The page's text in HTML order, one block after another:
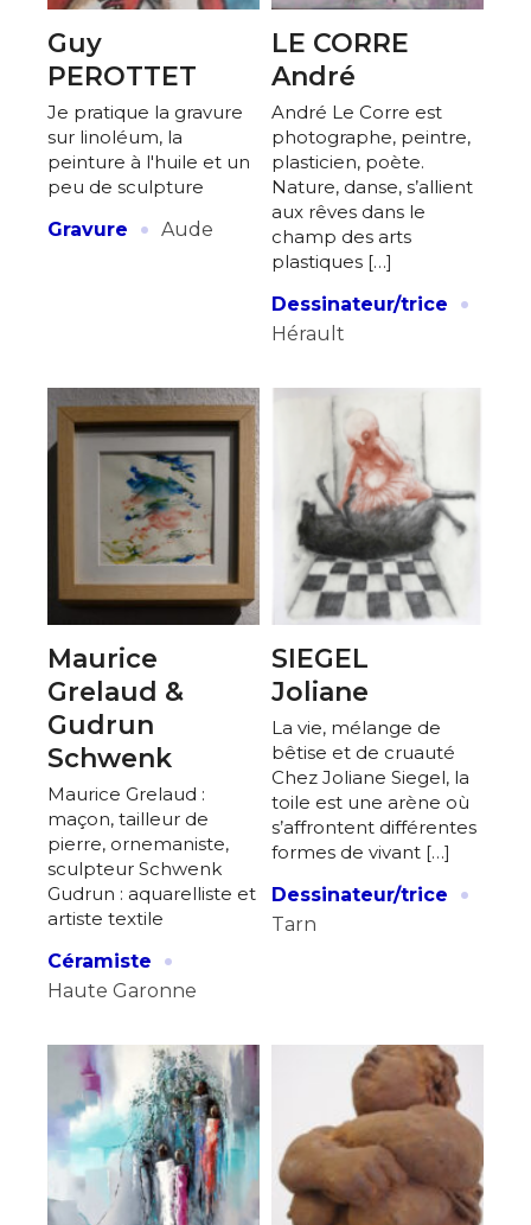
Guy
PEROTTET
Je pratique la gravure
sur linoléum, la
peinture à l'huile et un
peu de sculpture
Gravure
· Aude
LE CORRE
André
André Le Corre est
photographe, peintre,
plasticien, poète.
Nature, danse, s’allient
aux rêves dans le
champ des arts
plastiques […]
Dessinateur/trice
·
Hérault
Maurice
Grelaud &
Gudrun
Schwenk
Maurice Grelaud :
maçon, tailleur de
pierre, ornemaniste,
sculpteur Schwenk
Gudrun : aquarelliste et
artiste textile
Céramiste
·
Haute Garonne
SIEGEL
Joliane
La vie, mélange de
bêtise et de cruauté
Chez Joliane Siegel, la
toile est une arène où
s’affrontent différentes
formes de vivant […]
Dessinateur/trice
·
Tarn